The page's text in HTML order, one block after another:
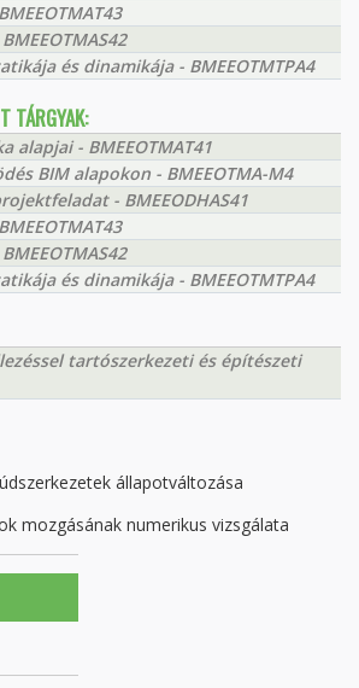
és dinamikája - BMEEOTMTPA4
TÁRGYAK:
alapjai - BMEEOTMAT41
BIM alapokon - BMEEOTMA-M4
- BMEEODHAS41
és dinamikája - BMEEOTMTPA4
tartószerkezeti és építészeti
állapotváltozása
mozgásának numerikus vizsgálata